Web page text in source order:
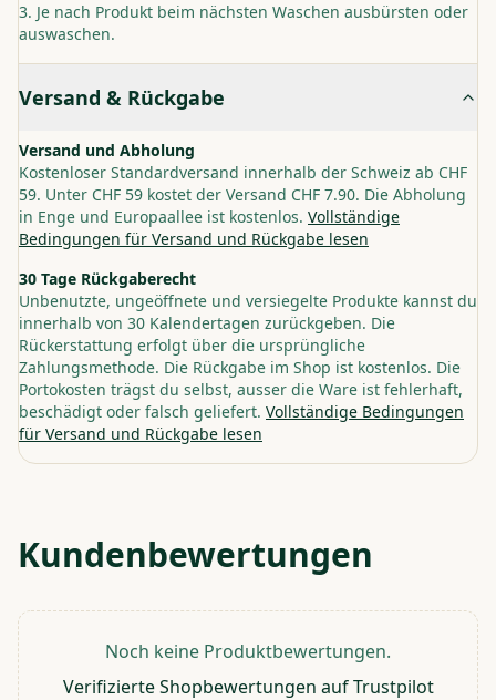
Je nach Produkt beim nächsten Waschen ausbürsten oder
auswaschen.
Versand & Rückgabe
Versand und Abholung
Kostenloser Standardversand innerhalb der Schweiz ab CHF
59. Unter CHF 59 kostet der Versand CHF 7.90. Die Abholung
in Enge und Europaallee ist kostenlos. Vollständige
Bedingungen für Versand und Rückgabe lesen
30 Tage Rückgaberecht
Unbenutzte, ungeöffnete und versiegelte Produkte kannst du
innerhalb von 30 Kalendertagen zurückgeben. Die
Rückerstattung erfolgt über die ursprüngliche
Zahlungsmethode. Die Rückgabe im Shop ist kostenlos. Die
Portokosten trägst du selbst, ausser die Ware ist fehlerhaft,
beschädigt oder falsch geliefert. Vollständige Bedingungen
für Versand und Rückgabe lesen
Kundenbewertungen
Noch keine Produktbewertungen.
Verifizierte Shopbewertungen auf Trustpilot